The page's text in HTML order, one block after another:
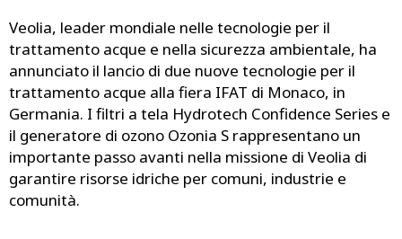
Veolia, leader mondiale nelle tecnologie per il
trattamento acque e nella sicurezza ambientale, ha
annunciato il lancio di due nuove tecnologie per il
trattamento acque alla fiera IFAT di Monaco, in
Germania. I filtri a tela Hydrotech Confidence Series e
il generatore di ozono Ozonia S rappresentano un
importante passo avanti nella missione di Veolia di
garantire risorse idriche per comuni, industrie e
comunità.